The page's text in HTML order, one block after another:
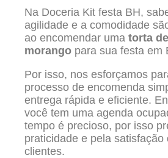
Na Doceria Kit festa BH,
agilidade e a comodidade
ao encomendar uma torta
morango para sua festa em
Por isso, nos esforçamos
processo de encomenda
entrega rápida e eficiente.
você tem uma agenda
tempo é precioso, por isso
praticidade e pela satisfação
clientes.